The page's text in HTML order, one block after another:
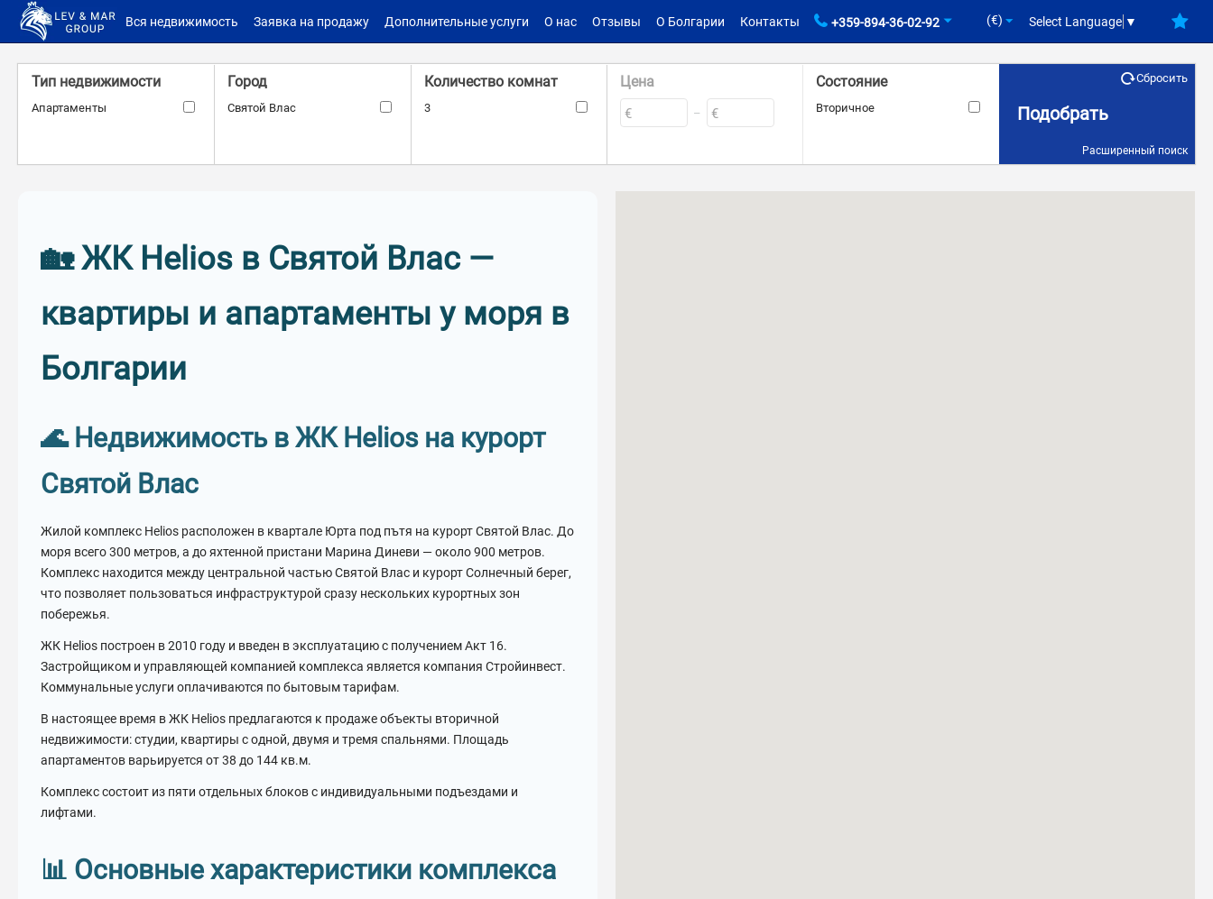
Вся недвижимость Заявка на продажу Дополнительные услуги О нас Отзывы О Болгарии Контакты +359-894-36-02-92 (€) Select Language ▼
Тип недвижимости
Апартаменты
Город
Святой Влас
Количество комнат
3
Цена
€ – €
Состояние
Вторичное Подобрать
Сбросить
Расширенный поиск
🏡 ЖК Helios в Святой Влас —
квартиры и апартаменты у моря в
Болгарии
🌊 Недвижимость в ЖК Helios на курорт
Святой Влас
Жилой комплекс Helios расположен в квартале Юрта под пътя на курорт Святой Влас. До
моря всего 300 метров, а до яхтенной пристани Марина Диневи — около 900 метров.
Комплекс находится между центральной частью Святой Влас и курорт Солнечный берег,
что позволяет пользоваться инфраструктурой сразу нескольких курортных зон
побережья.
ЖК Helios построен в 2010 году и введен в эксплуатацию с получением Акт 16.
Застройщиком и управляющей компанией комплекса является компания Стройинвест.
Коммунальные услуги оплачиваются по бытовым тарифам.
В настоящее время в ЖК Helios предлагаются к продаже объекты вторичной
недвижимости: студии, квартиры с одной, двумя и тремя спальнями. Площадь
апартаментов варьируется от 38 до 144 кв.м.
Комплекс состоит из пяти отдельных блоков с индивидуальными подъездами и
лифтами.
📊 Основные характеристики комплекса